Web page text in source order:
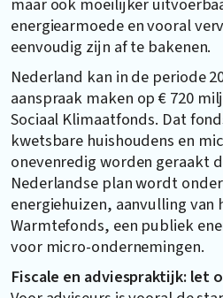
energiearmoede en vooral
eenvoudig zijn af te bakenen.
Nederland kan in de periode
aanspraak maken op € 720
Sociaal Klimaatfonds. Dat
kwetsbare huishoudens en
onevenredig worden geraakt
Nederlandse plan wordt
energiehuizen, aanvulling van
Warmtefonds, een publiek
voor micro-ondernemingen.
Fiscale en adviespraktijk: let